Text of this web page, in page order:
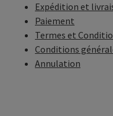
Expédition et
Paiement
Termes et
Conditions
Annulation